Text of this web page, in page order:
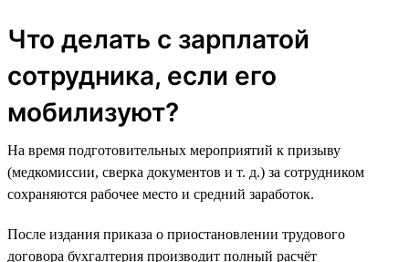
Что делать с зарплатой
сотрудника, если его
мобилизуют?
На время подготовительных мероприятий к призыву
(медкомиссии, сверка документов и т. д.) за сотрудником
сохраняются рабочее место и средний заработок.
После издания приказа о приостановлении трудового
договора бухгалтерия производит полный расчёт